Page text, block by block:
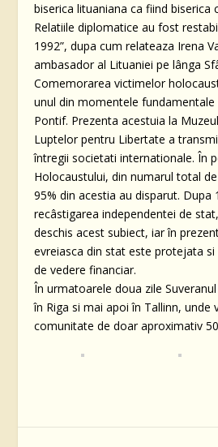
biserica lituaniana ca fiind biserica
Relatiile diplomatice au fost
1992”, dupa cum relateaza Irena
ambasador al Lituaniei pe lânga
Comemorarea victimelor
unul din momentele fundamentale
Pontif. Prezenta acestuia la
Luptelor pentru Libertate a
întregii societati internationale. În
Holocaustului, din numarul total
95% din acestia au disparut. Dupa
recâstigarea independentei de
deschis acest subiect, iar în
evreiasca din stat este protejata
de vedere financiar.
În urmatoarele doua zile
în Riga si mai apoi în Tallinn, unde
comunitate de doar aproximativ